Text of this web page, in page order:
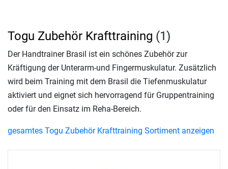
Togu Zubehör Krafttraining (1)
Der Handtrainer Brasil ist ein schönes Zubehör zur
Kräftigung der Unterarm-und Fingermuskulatur. Zusätzlich
wird beim Training mit dem Brasil die Tiefenmuskulatur
aktiviert und eignet sich hervorragend für Gruppentraining
oder für den Einsatz im Reha-Bereich.
gesamtes Togu Zubehör Krafttraining Sortiment anzeigen